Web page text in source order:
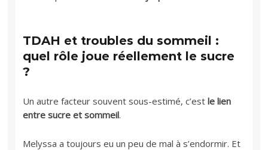
TDAH et troubles du sommeil :
quel rôle joue réellement le sucre
?
Un autre facteur souvent sous-estimé, c’estle lien
entre sucre et sommeil.
Melyssa a toujours eu un peu de mal à s’endormir. Et